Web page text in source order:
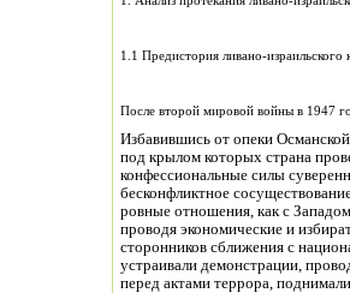
1.1 Предистория ливано-израильского
После второй мировой войны в 1947
Избавившись от опеки
под крылом которых страна
конфессиональные силы
бесконфликтное
ровные отношения, как с
проводя экономические и
сторонников сближения с
устраивали демонстрации,
перед актами террора,